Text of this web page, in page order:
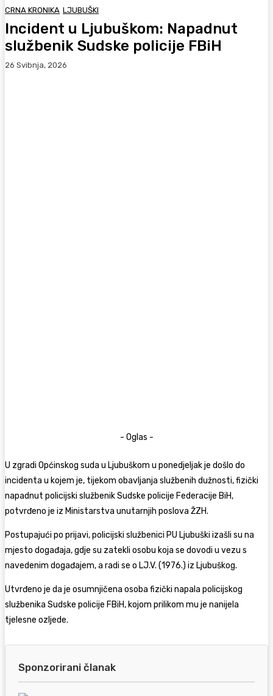
CRNA KRONIKA LJUBUŠKI
Incident u Ljubuškom: Napadnut
službenik Sudske policije FBiH
26 Svibnja, 2026
- Oglas -
U zgradi Općinskog suda u Ljubuškom u ponedjeljak je došlo do
incidenta u kojem je, tijekom obavljanja službenih dužnosti, fizički
napadnut policijski službenik Sudske policije Federacije BiH,
potvrđeno je iz Ministarstva unutarnjih poslova ŽZH.
Postupajući po prijavi, policijski službenici PU Ljubuški izašli su na
mjesto događaja, gdje su zatekli osobu koja se dovodi u vezu s
navedenim događajem, a radi se o LJ.V. (1976.) iz Ljubuškog.
Utvrđeno je da je osumnjičena osoba fizički napala policijskog
službenika Sudske policije FBiH, kojom prilikom mu je nanijela
tjelesne ozljede.
Sponzorirani članak